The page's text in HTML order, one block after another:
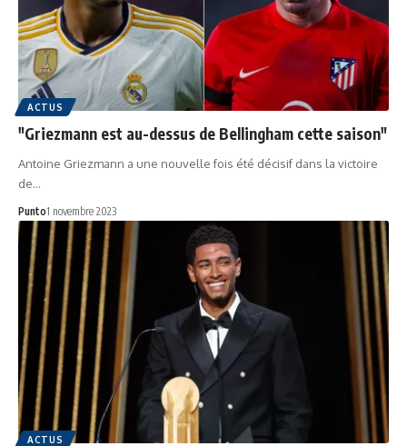
ACTUS
"Griezmann est au-dessus de Bellingham cette saison"
Antoine Griezmann a une nouvelle fois été décisif dans la victoire
de…
Punto1 novembre 2023
ACTUS